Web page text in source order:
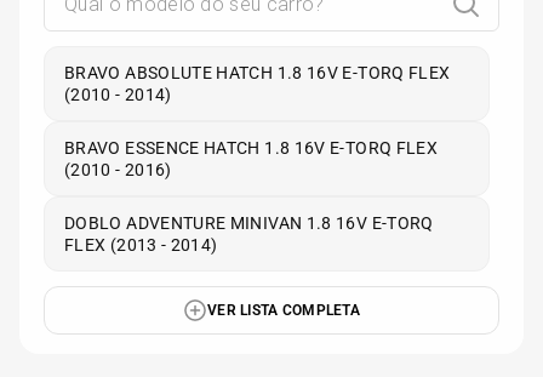
BRAVO ABSOLUTE HATCH 1.8 16V E-TORQ FLEX
(2010 - 2014)
BRAVO ESSENCE HATCH 1.8 16V E-TORQ FLEX
(2010 - 2016)
DOBLO ADVENTURE MINIVAN 1.8 16V E-TORQ
FLEX (2013 - 2014)
VER LISTA COMPLETA